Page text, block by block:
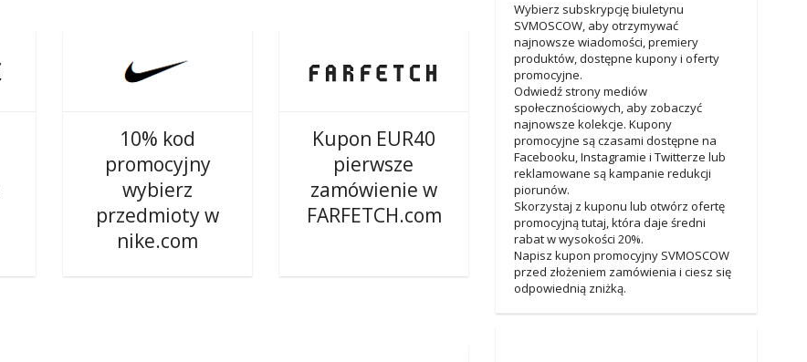
10% kod
promocyjny
wybierz
przedmioty w
nike.com
Kupon EUR40
pierwsze
zamówienie w
FARFETCH.com
Wybierz subskrypcję biuletynu
SVMOSCOW, aby otrzymywać
najnowsze wiadomości, premiery
produktów, dostępne kupony i oferty
promocyjne.
Odwiedź strony mediów
społecznościowych, aby zobaczyć
najnowsze kolekcje. Kupony
promocyjne są czasami dostępne na
Facebooku, Instagramie i Twitterze lub
reklamowane są kampanie redukcji
piorunów.
Skorzystaj z kuponu lub otwórz ofertę
promocyjną tutaj, która daje średni
rabat w wysokości 20%.
Napisz kupon promocyjny SVMOSCOW
przed złożeniem zamówienia i ciesz się
odpowiednią zniżką.